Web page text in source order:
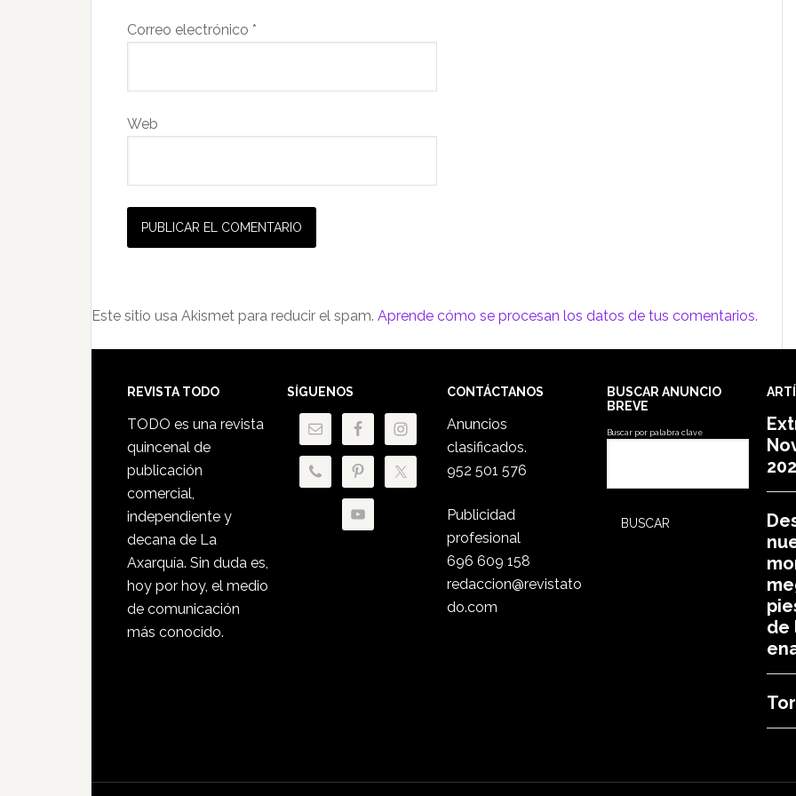
Correo electrónico *
Web
Este sitio usa Akismet para reducir el spam. Aprende cómo se procesan los datos de tus comentarios.
Footer
REVISTA TODO
TODO es una revista
quincenal de
publicación
comercial,
independiente y
decana de La
Axarquía. Sin duda es,
hoy por hoy, el medio
de comunicación
más conocido.
SÍGUENOS CONTÁCTANOS
Anuncios
clasificados.
952 501 576
Publicidad
profesional
696 609 158
redaccion@revistato
do.com
BUSCAR ANUNCIO
BREVE
Buscar por palabra clave
de